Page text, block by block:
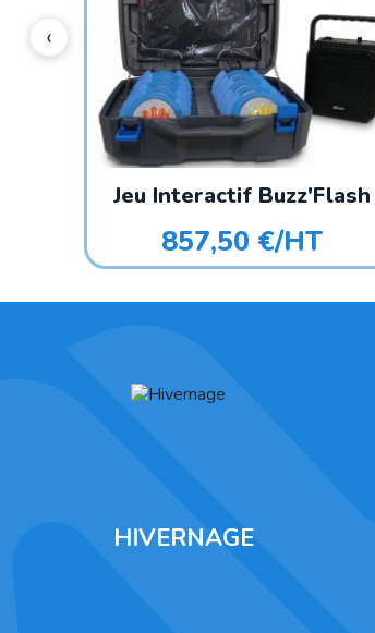
Jeu Interactif Buzz'Flash
857,50 €/HT
HIVERNAGE